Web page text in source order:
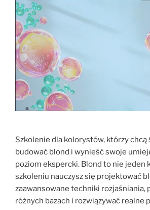
Szkolenie dla kolorystów, którzy chcą
budować blond i wynieść swoje
poziom ekspercki. Blond to nie jeden
szkoleniu nauczysz się projektować
zaawansowane techniki rozjaśniania,
różnych bazach i rozwiązywać realne